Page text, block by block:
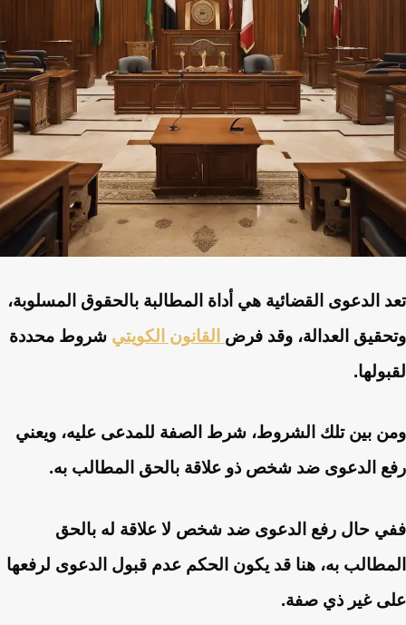
تعد الدعوى القضائية هي أداة المطالبة بالحقوق المسلوبة،
وتحقيق العدالة، وقد فرض القانون الكويتي شروط محددة
لقبولها.
ومن بين تلك الشروط، شرط الصفة للمدعى عليه، ويعني
رفع الدعوى ضد شخص ذو علاقة بالحق المطالب به.
ففي حال رفع الدعوى ضد شخص لا علاقة له بالحق
المطالب به، هنا قد يكون الحكم عدم قبول الدعوى لرفعها
على غير ذي صفة.